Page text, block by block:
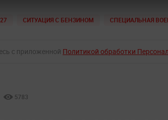
СИТУАЦИЯ С БЕНЗИНОМ СПЕЦИАЛЬНАЯ
с приложенной Политикой обработки
5783